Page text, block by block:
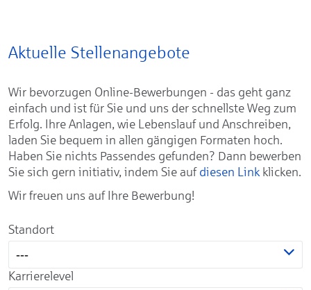
Aktuelle Stellenangebote
Wir bevorzugen Online-Bewerbungen - das geht ganz
einfach und ist für Sie und uns der schnellste Weg zum
Erfolg. Ihre Anlagen, wie Lebenslauf und Anschreiben,
laden Sie bequem in allen gängigen Formaten hoch.
Haben Sie nichts Passendes gefunden? Dann bewerben
Sie sich gern initiativ, indem Sie auf diesen Linkklicken.
Wir freuen uns auf Ihre Bewerbung!
Standort
---
Karrierelevel